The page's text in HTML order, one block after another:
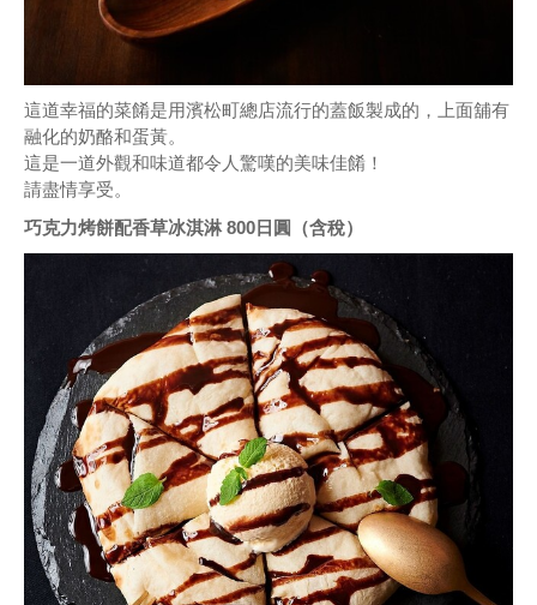
這道幸福的菜餚是用濱松町總店流行的蓋飯製成的，上面舖有
融化的奶酪和蛋黃。
這是一道外觀和味道都令人驚嘆的美味佳餚！
請盡情享受。
巧克力烤餅配香草冰淇淋 800日圓（含稅）